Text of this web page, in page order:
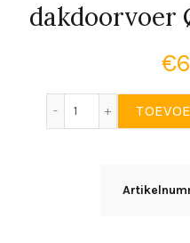
dakdoorvoer
€